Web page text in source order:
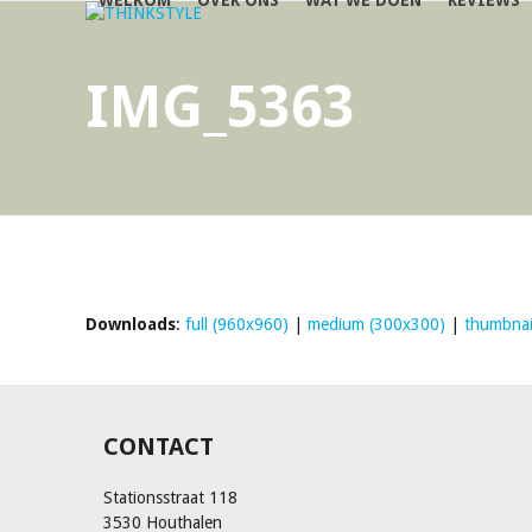
IMG_5363
Downloads: full (960x960) medium (300x300)
CONTACT
Stationsstraat 118
3530 Houthalen